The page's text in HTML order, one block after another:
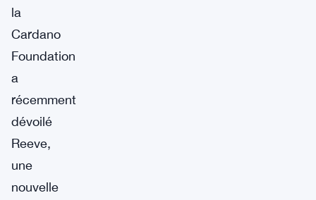
la
Cardano
Foundation
a
récemment
dévoilé
Reeve,
une
nouvelle